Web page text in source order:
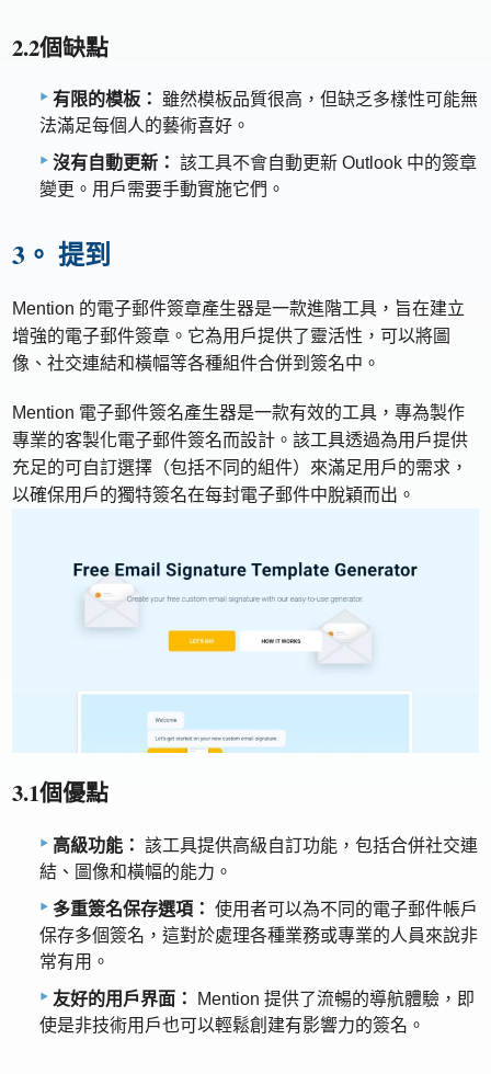
2.2個缺點
有限的模板：
雖然模板品質很高，但缺乏多樣性可能無
法滿足每個人的藝術喜好。
沒有自動更新： 該工具不會自動更新 Outlook 中的簽章
變更。用戶需要手動實施它們。
3。 提到
Mention 的電子郵件簽章產生器是一款進階工具，旨在建立
增強的電子郵件簽章。它為用戶提供了靈活性，可以將圖
像、社交連結和橫幅等各種組件合併到簽名中。
Mention 電子郵件簽名產生器是一款有效的工具，專為製作
專業的客製化電子郵件簽名而設計。該工具透過為用戶提供
充足的可自訂選擇（包括不同的組件）來滿足用戶的需求，
以確保用戶的獨特簽名在每封電子郵件中脫穎而出。
3.1個優點
高級功能： 該工具提供高級自訂功能，包括合併社交連
結、圖像和橫幅的能力。
多重簽名保存選項： 使用者可以為不同的電子郵件帳戶
保存多個簽名，這對於處理各種業務或專業的人員來說非
常有用。
友好的用戶界面：
Mention 提供了流暢的導航體驗，即
使是非技術用戶也可以輕鬆創建有影響力的簽名。